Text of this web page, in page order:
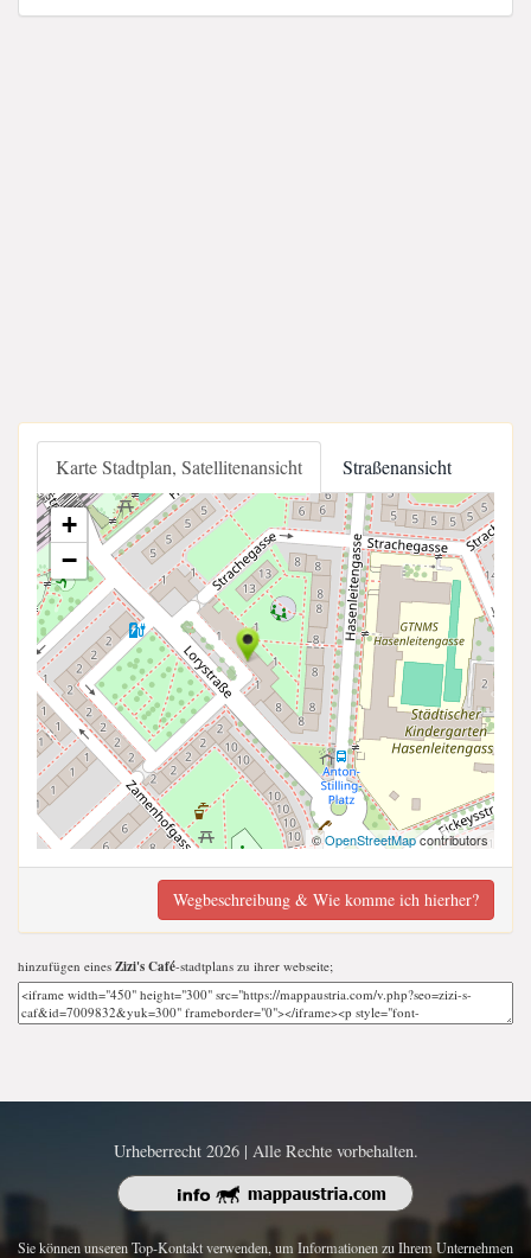
Karte Stadtplan, Satellitenansicht Straßenansicht
+
−
©OpenStreetMapcontributors
Wegbeschreibung & Wie komme ich hierher?
hinzufügen eines Zizi's Café-stadtplans zu ihrer webseite;
Urheberrecht 2026 | Alle Rechte vorbehalten.
Sie können unseren Top-Kontakt verwenden, um Informationen zu Ihrem Unternehmen